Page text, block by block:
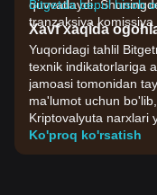
quvvatlaydi.
tranzaksiya
Bitgetda bepul hisob
Xavf xaqida
Yuqoridagi tahlil
texnik indikatorlariga
jamoasi tomonidan
ma'lumot uchun
Kriptovalyuta narxlari
qarorlarini
qiling.
Ko'proq ko'rsatish